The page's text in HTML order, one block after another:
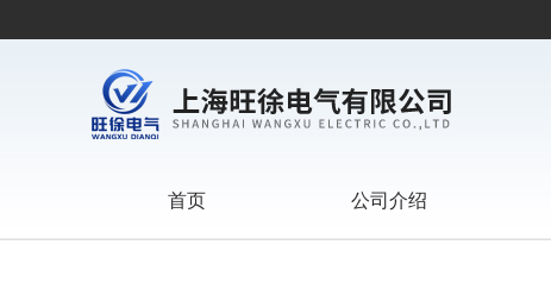
首页 公司介绍